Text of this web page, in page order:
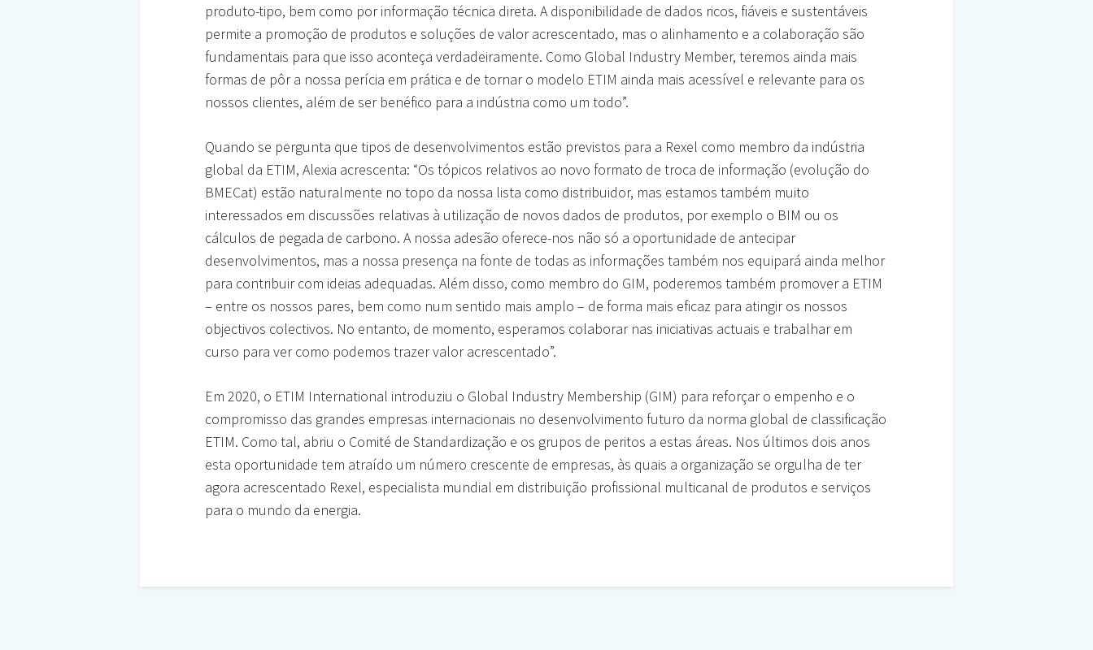
produto-tipo, bem como por informação técnica direta. A disponibilidade de dados ricos, fiáveis e sustentáveis
permite a promoção de produtos e soluções de valor acrescentado, mas o alinhamento e a colaboração são
fundamentais para que isso aconteça verdadeiramente. Como Global Industry Member, teremos ainda mais
formas de pôr a nossa perícia em prática e de tornar o modelo ETIM ainda mais acessível e relevante para os
nossos clientes, além de ser benéfico para a indústria como um todo”.
Quando se pergunta que tipos de desenvolvimentos estão previstos para a Rexel como membro da indústria
global da ETIM, Alexia acrescenta: “Os tópicos relativos ao novo formato de troca de informação (evolução do
BMECat) estão naturalmente no topo da nossa lista como distribuidor, mas estamos também muito
interessados em discussões relativas à utilização de novos dados de produtos, por exemplo o BIM ou os
cálculos de pegada de carbono. A nossa adesão oferece-nos não só a oportunidade de antecipar
desenvolvimentos, mas a nossa presença na fonte de todas as informações também nos equipará ainda melhor
para contribuir com ideias adequadas. Além disso, como membro do GIM, poderemos também promover a ETIM
– entre os nossos pares, bem como num sentido mais amplo – de forma mais eficaz para atingir os nossos
objectivos colectivos. No entanto, de momento, esperamos colaborar nas iniciativas actuais e trabalhar em
curso para ver como podemos trazer valor acrescentado”.
Em 2020, o ETIM International introduziu o Global Industry Membership (GIM) para reforçar o empenho e o
compromisso das grandes empresas internacionais no desenvolvimento futuro da norma global de classificação
ETIM. Como tal, abriu o Comité de Standardização e os grupos de peritos a estas áreas. Nos últimos dois anos
esta oportunidade tem atraído um número crescente de empresas, às quais a organização se orgulha de ter
agora acrescentado Rexel, especialista mundial em distribuição profissional multicanal de produtos e serviços
para o mundo da energia.